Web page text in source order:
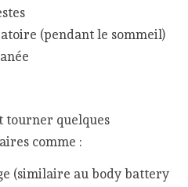
(pendant le sommeil)
tourner quelques
comme :
(similaire au body battery